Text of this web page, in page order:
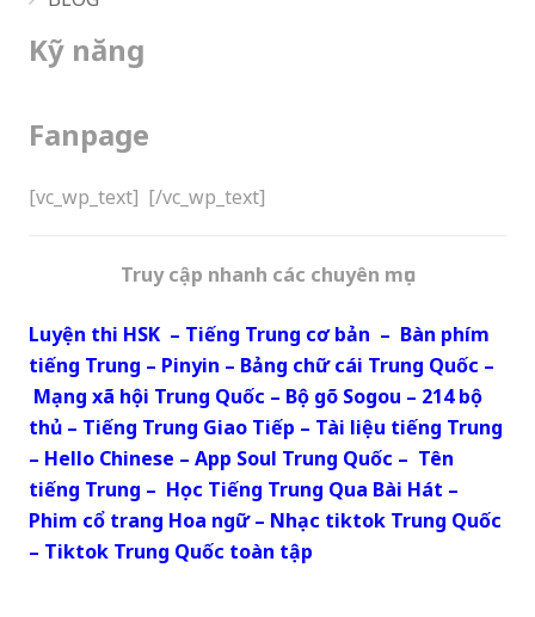
Kỹ năng
Fanpage
[vc_wp_text] [/vc_wp_text]
Truy cập nhanh các chuyên mục
Luyện thi HSK – Tiếng Trung cơ bản – Bàn phím
tiếng Trung – Pinyin – Bảng chữ cái Trung Quốc –
Mạng xã hội Trung Quốc – Bộ gõ Sogou – 214 bộ
thủ – Tiếng Trung Giao Tiếp – Tài liệu tiếng Trung
– Hello Chinese – App Soul Trung Quốc – Tên
tiếng Trung – Học Tiếng Trung Qua Bài Hát –
Phim cổ trang Hoa ngữ– Nhạc tiktok Trung Quốc
– Tiktok Trung Quốc toàn tập